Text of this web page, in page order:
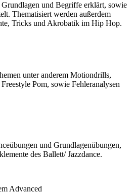
und Begriffe erklärt, sowie
Thematisiert werden außerdem
Tricks und Akrobatik im Hip Hop.
unter anderem Motiondrills,
Pom, sowie Fehleranalysen
und Grundlagenübungen,
des Ballett/ Jazzdance.
Advanced